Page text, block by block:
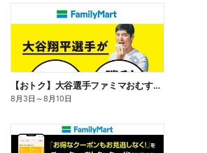
【おトク】大谷選手ファミマおむすび割
8月3日 ～8月10日